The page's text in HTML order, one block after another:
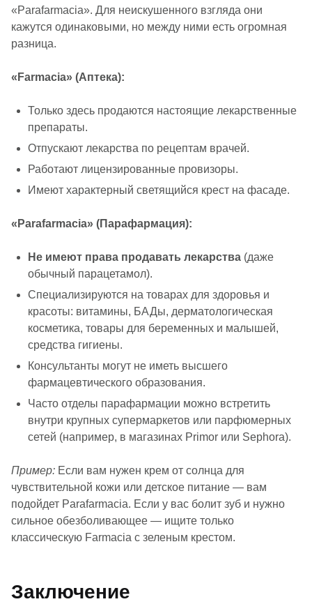
«Parafarmacia». Для неискушенного взгляда они
кажутся одинаковыми, но между ними есть огромная
разница.
«Farmacia» (Аптека):
Только здесь продаются настоящие лекарственные
препараты.
Отпускают лекарства по рецептам врачей.
Работают лицензированные провизоры.
Имеют характерный светящийся крест на фасаде.
«Parafarmacia» (Парафармация):
Не имеют права продавать лекарства (даже
обычный парацетамол).
Специализируются на товарах для здоровья и
красоты: витамины, БАДы, дерматологическая
косметика, товары для беременных и малышей,
средства гигиены.
Консультанты могут не иметь высшего
фармацевтического образования.
Часто отделы парафармации можно встретить
внутри крупных супермаркетов или парфюмерных
сетей (например, в магазинах Primor или Sephora).
Пример: Если вам нужен крем от солнца для
чувствительной кожи или детское питание — вам
подойдет Parafarmacia. Если у вас болит зуб и нужно
сильное обезболивающее — ищите только
классическую Farmacia с зеленым крестом.
Заключение